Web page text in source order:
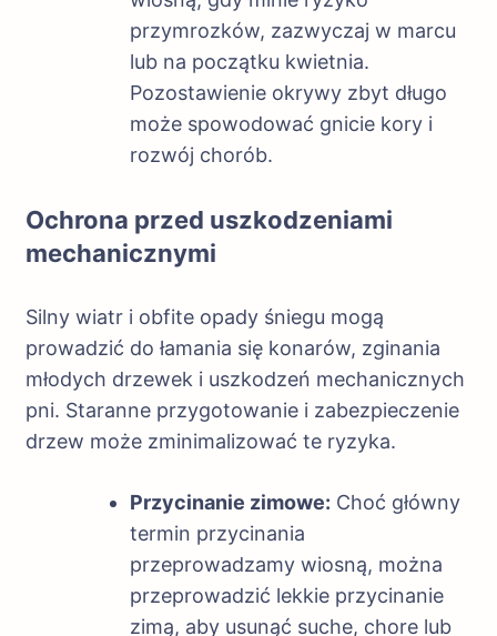
przymrozków, zazwyczaj w marcu
lub na początku kwietnia.
Pozostawienie okrywy zbyt długo
może spowodować gnicie kory i
rozwój chorób.
Ochrona przed uszkodzeniami
mechanicznymi
Silny wiatr i obfite opady śniegu mogą
prowadzić do łamania się konarów, zginania
młodych drzewek i uszkodzeń mechanicznych
pni. Staranne przygotowanie i zabezpieczenie
drzew może zminimalizować te ryzyka.
Przycinanie zimowe: Choć główny
termin przycinania
przeprowadzamy wiosną, można
przeprowadzić lekkie przycinanie
zimą, aby usunąć suche, chore lub